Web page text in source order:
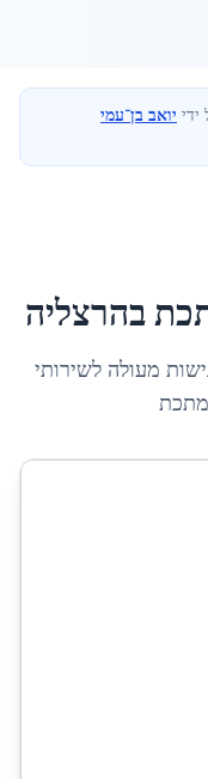
יואב בן־עמי
בהרצליה
מעולה לשירותי
מתכת